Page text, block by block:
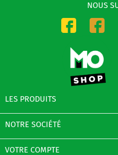
NOUS
Facebook-
LES PRODUITS
NOTRE SOCIÉTÉ
VOTRE COMPTE